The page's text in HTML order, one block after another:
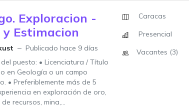
Exploracion -
y Estimacion
Publicado hace 9 días
puesto: • Licenciatura / Título
en Geología o un campo
• Preferiblemente más de 5
en exploración de oro,
recursos, mina,...
Caracas
Presencial
Vacantes (3)